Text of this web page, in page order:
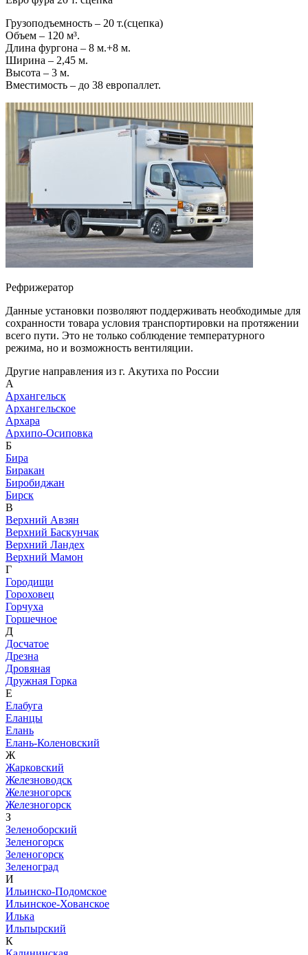
Грузоподъемность – 20 т.(сцепка)
Объем – 120 м³.
Длина фургона – 8 м.+8 м.
Ширина – 2,45 м.
Высота – 3 м.
Вместимость – до 38 европаллет.
Рефрижератор
Данные установки позволяют поддерживать необходимые для
сохранности товара условия транспортировки на протяжении
всего пути. Это не только соблюдение температурного
режима, но и возможность вентиляции.
Другие направления из г. Акутиха по России
А
Архангельск
Архангельское
Архара
Архипо-Осиповка
Б
Бира
Биракан
Биробиджан
Бирск
В
Верхний Авзян
Верхний Баскунчак
Верхний Ландех
Верхний Мамон
Г
Городищи
Гороховец
Горчуха
Горшечное
Д
Досчатое
Дрезна
Дровяная
Дружная Горка
Е
Елабуга
Еланцы
Елань
Елань-Коленовский
Ж
Жарковский
Железноводск
Железногорск
Железногорск
З
Зеленоборский
Зеленогорск
Зеленогорск
Зеленоград
И
Ильинско-Подомское
Ильинское-Хованское
Илька
Ильпырский
К